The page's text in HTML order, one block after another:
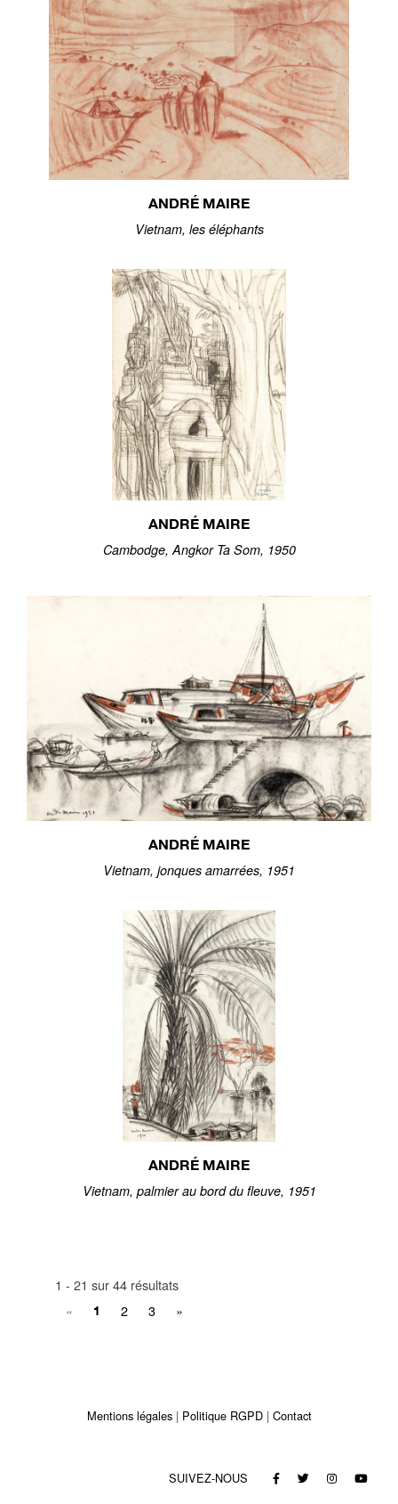
ANDRÉ MAIRE
Vietnam, les éléphants
ANDRÉ MAIRE
Cambodge, Angkor Ta Som, 1950
ANDRÉ MAIRE
Vietnam, jonques amarrées, 1951
ANDRÉ MAIRE
Vietnam, palmier au bord du fleuve, 1951
1 - 21 sur 44 résultats
«
1 2 3 »
Mentions légales Politique RGPD Contact
SUIVEZ-NOUS